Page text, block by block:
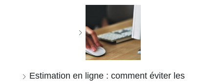
Estimation en ligne : comment éviter les